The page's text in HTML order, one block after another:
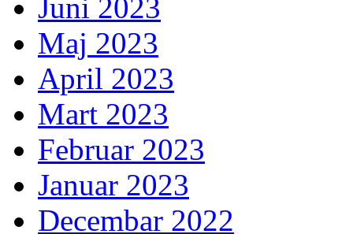
Juni 2023
Maj 2023
April 2023
Mart 2023
Februar 2023
Januar 2023
Decembar 2022